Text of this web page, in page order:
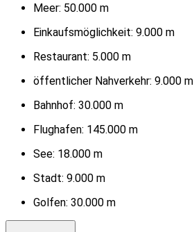
Meer: 50.000 m
Einkaufsmöglichkeit: 9.000 m
Restaurant: 5.000 m
öffentlicher Nahverkehr: 9.000 m
Bahnhof: 30.000 m
Flughafen: 145.000 m
See: 18.000 m
Stadt: 9.000 m
Golfen: 30.000 m